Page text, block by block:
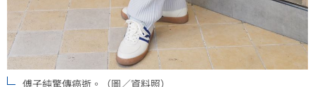
傅子純驚傳癌逝。（圖／資料照）